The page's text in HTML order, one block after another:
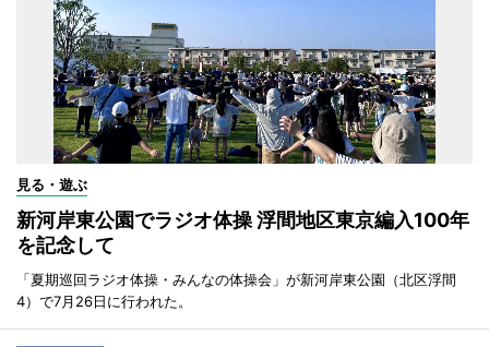
見る・遊ぶ
新河岸東公園でラジオ体操 浮間地区東京編入100年
を記念して
「夏期巡回ラジオ体操・みんなの体操会」が新河岸東公園（北区浮間
4）で7月26日に行われた。